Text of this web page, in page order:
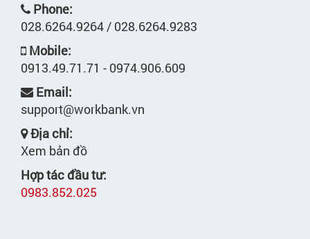
Phone:
028.6264.9264 / 028.6264.9283
Mobile:
0913.49.71.71 - 0974.906.609
Email:
support@workbank.vn
Địa chỉ:
Xem bản đồ
Hợp tác đầu tư:
0983.852.025